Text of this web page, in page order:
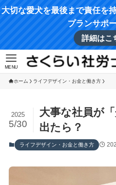
大切な愛犬を最後まで責任を
プランサポ
詳細はこ
MENU
ホーム ライフデザイン・お金と働き方
大事な社員が
出たら？
2025
5/30
ライフデザイン・お金と働き方